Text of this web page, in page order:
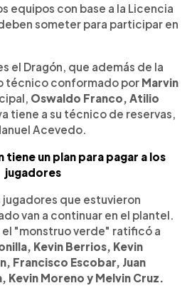
equipos con base a la Licencia
someter para participar en
el Dragón, que además de la
técnico conformado por Marvin
Oswaldo Franco, Atilio
tiene a su técnico de reservas,
Acevedo.
tiene un plan para pagar a los
jugadores
jugadores que estuvieron
van a continuar en el plantel.
"monstruo verde" ratificó a
Kevin Berrios, Kevin
Francisco Escobar, Juan
Kevin Moreno y Melvin Cruz.